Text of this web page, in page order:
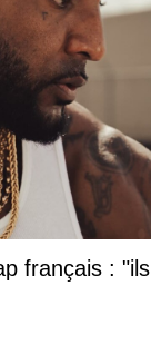
français : "ils